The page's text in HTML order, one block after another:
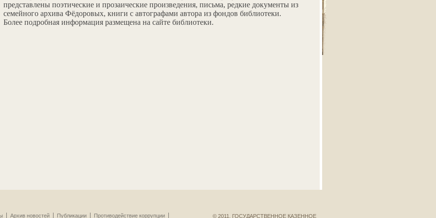
представлены поэтические и прозаические произведения, письма, редкие документы из
семейного архива Фёдоровых, книги с автографами автора из фондов библиотеки.
Более подробная информация размещена на сайте библиотеки.
Архив новостей Публикации Противодействие коррупции © 2011, ГОСУДАРСТВЕННОЕ КАЗЕННОЕ